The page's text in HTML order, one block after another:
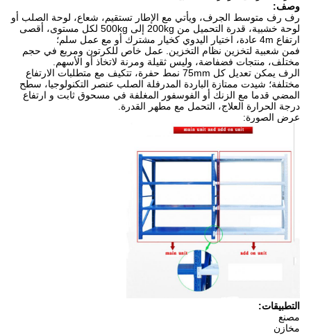
وصف:
رف رف متوسط ​​الجرف، ويأتي مع الإطار تستقيم، شعاع، لوحة الصلب أو
لوحة خشبية، قدرة التحميل من 200kg إلى 500kg لكل مستوى، أقصى
ارتفاع 4m عادة، اختيار اليدوي كخيار مشترك أو مع عمل سلم؛
فمن شعبية لتخزين نظام التخزين. عمل خاص للكرتون ومربع في حجم
مختلف، منتجات فضفاضة، وليس ثقيلة ومرنة لاتخاذ أو الأسهم.
الرف يمكن تعديل كل 75mm نمط حفرة، تتكيف مع متطلبات الارتفاع
مختلفة؛ شيدت ممتازة الباردة المدرفلة الصلب عنصر التكنولوجيا، سطح
المضي قدما مع الزنك أو الفوسفور المغلفة في مسحوق ثابت و ارتفاع
درجة الحرارة العلاج، التحمل مع مطهر القدرة.
عرض الصورة:
التطبيقات:
مصنع
مخازن